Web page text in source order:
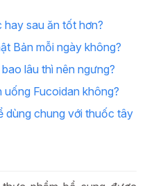
hay sau ăn tốt hơn?
Bản mỗi ngày không?
lâu thì nên ngưng?
Fucoidan không?
dùng chung với thuốc tây